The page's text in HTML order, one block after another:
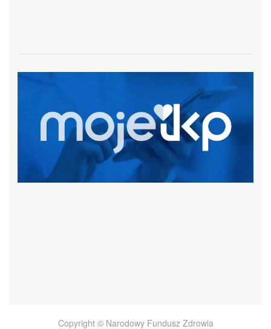
czytaj więcej
Copyright © Narodowy Fundusz Zdrowia